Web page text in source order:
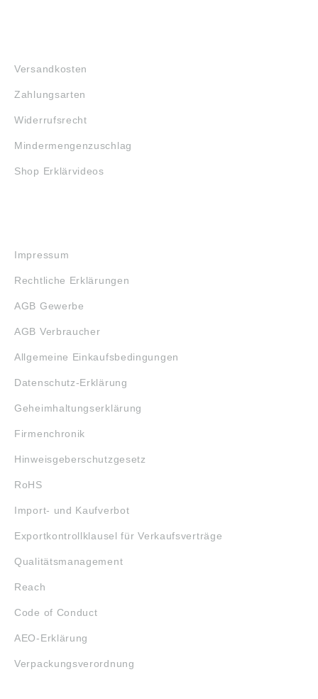
Versandkosten
Zahlungsarten
Widerrufsrecht
Mindermengenzuschlag
Shop Erklärvideos
Impressum
Rechtliche Erklärungen
AGB Gewerbe
AGB Verbraucher
Allgemeine Einkaufsbedingungen
Datenschutz-Erklärung
Geheimhaltungserklärung
Firmenchronik
Hinweisgeberschutzgesetz
RoHS
Import- und Kaufverbot
Exportkontrollklausel für Verkaufsverträge
Qualitätsmanagement
Reach
Code of Conduct
AEO-Erklärung
Verpackungsverordnung